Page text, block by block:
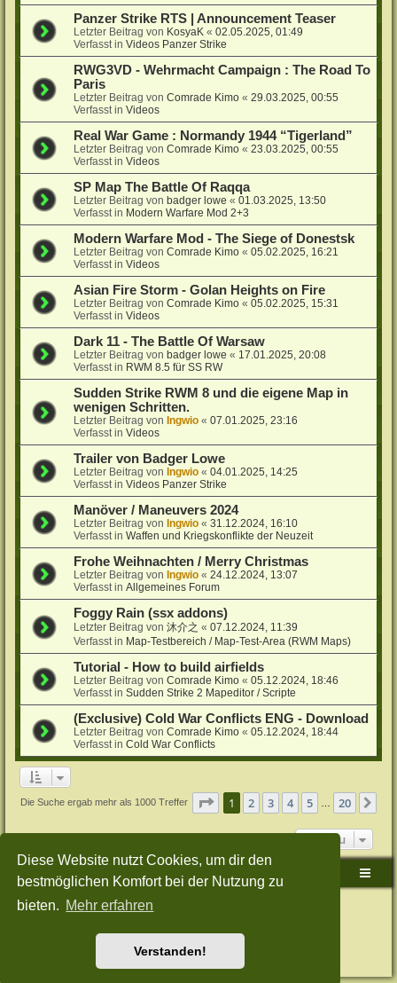
Diese Website nutzt Cookies, um dir den
bestmöglichen Komfort bei der Nutzung zu
bieten. Mehr erfahren
Verstanden!
Panzer Strike RTS | Announcement Teaser
Letzter Beitrag von KosyaK «02.05.2025, 01:49
Verfasst inVideos Panzer Strike
RWG3VD - Wehrmacht Campaign : The Road To
Paris
Letzter Beitrag vonComrade Kimo «29.03.2025, 00:55
Verfasst inVideos
Real War Game : Normandy 1944 “Tigerland”
Letzter Beitrag vonComrade Kimo «23.03.2025, 00:55
Verfasst inVideos
SP Map The Battle Of Raqqa
Letzter Beitrag vonbadger lowe «01.03.2025, 13:50
Verfasst in Modern Warfare Mod 2+3
Modern Warfare Mod - The Siege of Donestsk
Letzter Beitrag vonComrade Kimo «05.02.2025, 16:21
Verfasst inVideos
Asian Fire Storm - Golan Heights on Fire
Letzter Beitrag vonComrade Kimo «05.02.2025, 15:31
Verfasst inVideos
Dark 11 - The Battle Of Warsaw
Letzter Beitrag vonbadger lowe « 17.01.2025, 20:08
Verfasst in RWM 8.5 für SS RW
Sudden Strike RWM 8 und die eigene Map in
wenigen Schritten.
Letzter Beitrag vonIngwio «07.01.2025, 23:16
Verfasst inVideos
Trailer von Badger Lowe
Letzter Beitrag vonIngwio «04.01.2025, 14:25
Verfasst inVideos Panzer Strike
Manöver / Maneuvers 2024
Letzter Beitrag vonIngwio «31.12.2024, 16:10
Verfasst inWaffen und Kriegskonflikte der Neuzeit
Frohe Weihnachten / Merry Christmas
Letzter Beitrag vonIngwio «24.12.2024, 13:07
Verfasst inAllgemeines Forum
Foggy Rain (ssx addons)
Letzter Beitrag von沐介之 «07.12.2024, 11:39
Verfasst in Map-Testbereich / Map-Test-Area (RWM Maps)
Tutorial - How to build airfields
Letzter Beitrag vonComrade Kimo «05.12.2024, 18:46
Verfasst inSudden Strike 2 Mapeditor / Scripte
(Exclusive) Cold War Conflicts ENG - Download
Letzter Beitrag vonComrade Kimo «05.12.2024, 18:44
Verfasst inCold War Conflicts
Die Suche ergab mehr als 1000 Treffer Seite 1von 20
1 2 3 4 5 20
Gehe zu
Sudden-Strike-Maps.de Hauptseite Foren-Übersicht
Powered byphpBB® Forum Software © phpBB Limited
Style: Green-Style-Split by Joyce&LunaphpBB-Style-Design
Nutzungsbedingungen